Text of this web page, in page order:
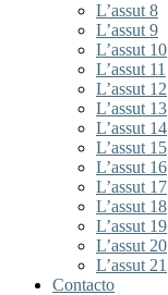
L’assut 8
L’assut 9
L’assut 10
L’assut 11
L’assut 12
L’assut 13
L’assut 14
L’assut 15
L’assut 16
L’assut 17
L’assut 18
L’assut 19
L’assut 20
L’assut 21
Contacto